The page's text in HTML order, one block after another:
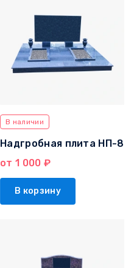
В наличии
Надгробная плита НП-8
от 1 000 ₽
В корзину